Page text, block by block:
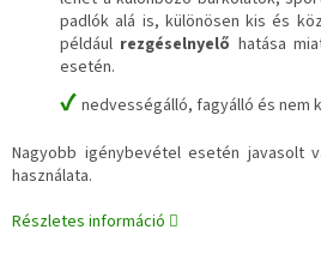
padlók alá is, különösen kis és
például rezgéselnyelő hatása
esetén.
✔ nedvességálló, fagyálló és nem
Nagyobb igénybevétel esetén javasolt
használata.
Részletes információ